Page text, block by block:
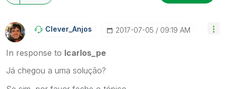
Clever_Anjos ‎2017-07-05 09:19 AM
In response to lcarlos_pe
Já chegou a uma solução?